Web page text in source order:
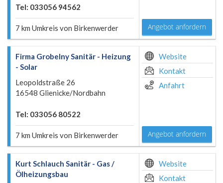
Tel: 033056 94562
7 km Umkreis von Birkenwerder Angebot anfordern
Firma Grobelny Sanitär - Heizung
- Solar
Leopoldstraße 26
16548 Glienicke/Nordbahn
Tel: 033056 80522
7 km Umkreis von Birkenwerder
Website
Kontakt
Anfahrt
Angebot anfordern
Kurt Schlauch Sanitär - Gas /
Ölheizungsbau
Website
Kontakt